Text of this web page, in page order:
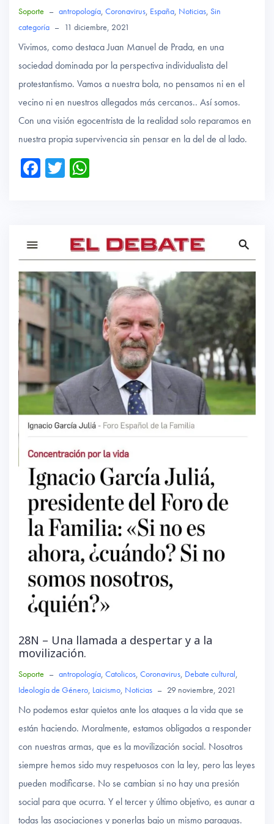
Soporte – antropología, Coronavirus, España, Noticias, Sin
categoría – 11 diciembre, 2021
Vivimos, como destaca Juan Manuel de Prada, en una
sociedad dominada por la perspectiva individualista del
protestantismo. Vamos a nuestra bola, no pensamos ni en el
vecino ni en nuestros allegados más cercanos.. Así somos.
Con una visión egocentrista de la realidad solo reparamos en
nuestra propia supervivencia sin pensar en la del de al lado.
Fa T
p
p
28N – Una llamada a despertar y a la
movilización.
Soporte – antropología, Catolicos, Coronavirus, Debate cultural,
Ideología de Género, Laicismo, Noticias – 29 noviembre, 2021
No podemos estar quietos ante los ataques a la vida que se
están haciendo. Moralmente, estamos obligados a responder
con nuestras armas, que es la movilización social. Nosotros
siempre hemos sido muy respetuosos con la ley, pero las leyes
pueden modificarse. No se cambian si no hay una presión
social para que ocurra. Y el tercer y último objetivo, es aunar a
todas las asociaciones y ponerlas bajo un mismo paraguas.